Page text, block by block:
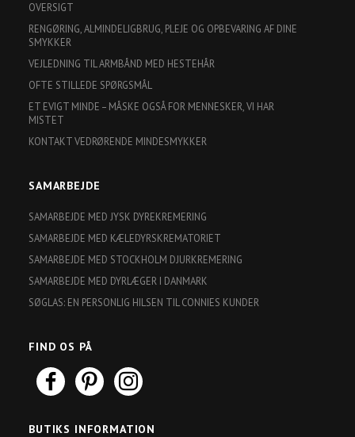
OVERSIGT
RENGØRING, ALMINDELIGBRUG, PLEJE OG OPBEVARING AF DINE
SMYKKER
VEJLEDNING TIL ARMBÅND MED HESTEHÅR
OFTE STILLEDE SPØRGSMÅL
ET EVIGT MINDE – MÅSKE OGSÅ FOR MENNESKER, VI HAR
MISTET
KONTAKT VEDRØRENDE MINDESMYKKER
SAMARBEJDE
SAMARBEJDE MED JYSK DYREKREMERING
SAMARBEJDE MED KÆLEDYRSKREMATORIET
SAMARBEJDE MED STOCKHOLM DJURKREMERING
SAMARBEJDE MED DYRLÆGER I DANMARK
SØGLAS: EN PERSONLIG HILSEN TIL CONNIES KUNDER
FIND OS PÅ
BUTIKS INFORMATION